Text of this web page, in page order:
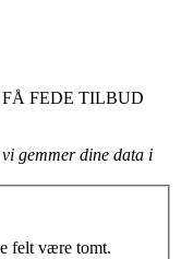
FEDE TILBUD
gemmer dine data i
felt være tomt.